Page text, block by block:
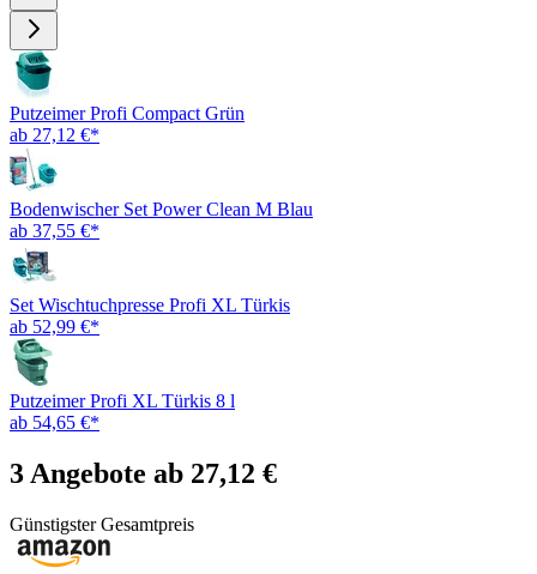
Putzeimer Profi Compact Grün
ab 27,12 €*
Bodenwischer Set Power Clean M Blau
ab 37,55 €*
Set Wischtuchpresse Profi XL Türkis
ab 52,99 €*
Putzeimer Profi XL Türkis 8 l
ab 54,65 €*
3 Angebote ab 27,12 €
Günstigster Gesamtpreis